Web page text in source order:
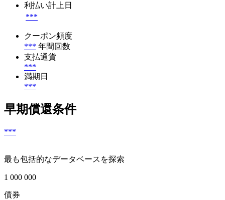
利払い計上日
***
クーポン頻度
*** 年間回数
支払通貨
***
満期日
***
早期償還条件
***
最も包括的なデータベースを探索
1 000 000
債券